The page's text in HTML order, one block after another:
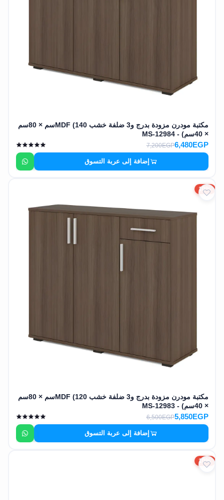
مكتبة مودرن مزودة بدرج و3 ضلفة خشب MDF (140سم × 80سم
× 40سم) - MS-12984
6,480EGP
7,200EGP
إضافة إلى عربة التسوق
10%
مكتبة مودرن مزودة بدرج و3 ضلفة خشب MDF (120سم × 80سم
× 40سم) - MS-12983
5,850EGP
6,500EGP
إضافة إلى عربة التسوق
10%